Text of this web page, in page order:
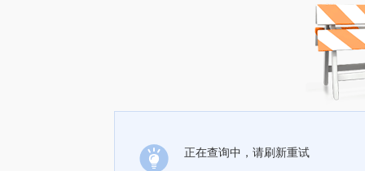
正在查询中，请刷新重试